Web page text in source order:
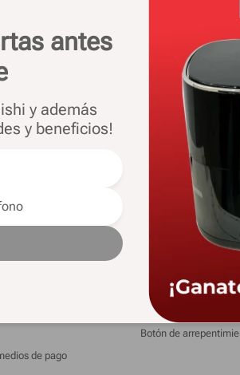
antes
y además
y beneficios!
el producto que estás
palabras genéricas o
para encontrar productos
de pago
Términos y
Cambios y
Botón de